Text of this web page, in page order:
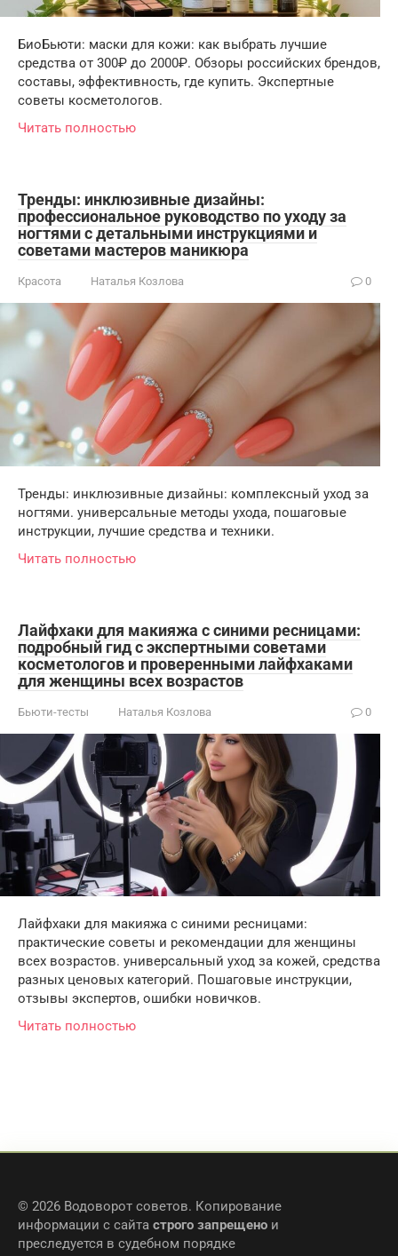
БиоБьюти: маски для кожи: как выбрать лучшие
средства от 300₽ до 2000₽. Обзоры российских брендов,
составы, эффективность, где купить. Экспертные
советы косметологов.
Читать полностью
Тренды: инклюзивные дизайны:
профессиональное руководство по уходу за
ногтями с детальными инструкциями и
советами мастеров маникюра
Красота Наталья Козлова 0
Тренды: инклюзивные дизайны: комплексный уход за
ногтями. универсальные методы ухода, пошаговые
инструкции, лучшие средства и техники.
Читать полностью
Лайфхаки для макияжа с синими ресницами:
подробный гид с экспертными советами
косметологов и проверенными лайфхаками
для женщины всех возрастов
Бьюти-тесты Наталья Козлова 0
Лайфхаки для макияжа с синими ресницами:
практические советы и рекомендации для женщины
всех возрастов. универсальный уход за кожей, средства
разных ценовых категорий. Пошаговые инструкции,
отзывы экспертов, ошибки новичков.
Читать полностью
© 2026 Водоворот советов. Копирование
информации с сайта строго запрещено и
преследуется в судебном порядке